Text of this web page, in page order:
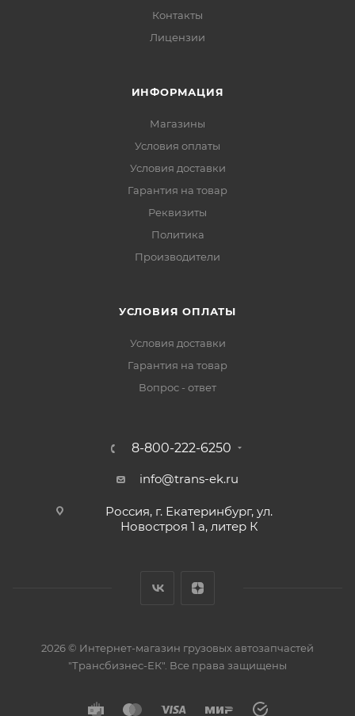
Контакты
Лицензии
ИНФОРМАЦИЯ
Магазины
Условия оплаты
Условия доставки
Гарантия на товар
Реквизиты
Политика
Производители
УСЛОВИЯ ОПЛАТЫ
Условия доставки
Гарантия на товар
Вопрос - ответ
8-800-222-6250
info@trans-ek.ru
Россия, г. Екатеринбург, ул.
Новостроя 1 а, литер К
2026 © Интернет-магазин грузовых автозапчастей
"Трансбизнес-ЕК" . Все права защищены